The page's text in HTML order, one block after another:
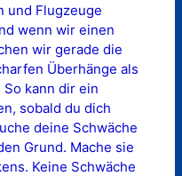
und Flugzeuge
wenn wir einen
wir gerade die
Überhänge als
kann dir ein
sobald du dich
deine Schwäche
Grund. Mache sie
Keine Schwäche